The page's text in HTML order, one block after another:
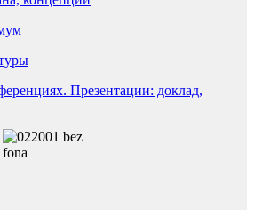
Презентации: доклад,